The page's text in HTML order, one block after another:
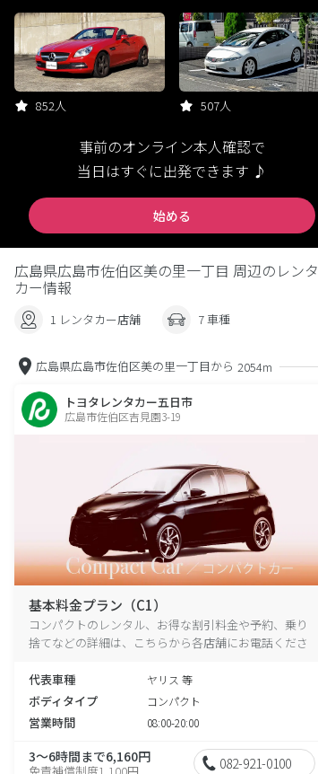
852人 507人
事前のオンライン本人確認で
当日はすぐに出発できます ♪
始める
広島県広島市佐伯区美の里一丁目 周辺のレンタ
カー情報
1 レンタカー店舗 7 車種
広島県広島市佐伯区美の里一丁目から 2054m
トヨタレンタカー五日市
広島市佐伯区吉見園3-19
基本料金プラン（C1）
コンパクトのレンタル、お得な割引料金や予約、乗り
捨てなどの詳細は、こちらから各店舗にお電話くださ
代表車種
ヤリス 等
ボディタイプ コンパクト
営業時間 08:00-20:00
3～6時間まで6,160円
免責補償制度1,100円 082-921-0100